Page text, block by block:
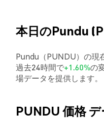
本日のPundu
Pundu（PUNDU）の現
過去24時間で+1.60%の
場データを提供します。
PUNDU 価格 デ